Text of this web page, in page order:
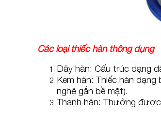
Các loại thiếc hàn thông dụng
Dây hàn: Cấu trúc dạng
Kem hàn: Thiếc hàn
nghệ gắn bề mặt).
Thanh hàn: Thường